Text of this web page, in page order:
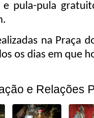
pula-pula
na Praça
os dias em que
e Relações